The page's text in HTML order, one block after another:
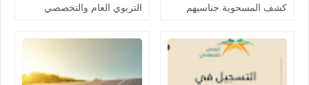
كشف المسحوبة جناسيهم
الفنانيين أعمال جليلة
التربوي العام والتخصصي
قياس ETEC